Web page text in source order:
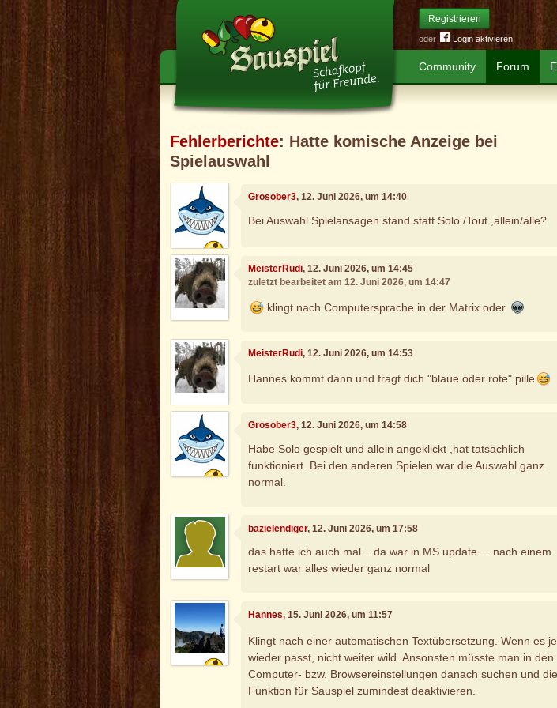
Registrieren
oder Login aktivieren
Community Forum
Fehlerberichte: Hatte komische Anzeige bei
Spielauswahl
Grosober3, 12. Juni 2026, um 14:40
Bei Auswahl Spielansagen stand statt Solo /Tout ,allein/alle?
MeisterRudi, 12. Juni 2026, um 14:45
zuletzt bearbeitet am 12. Juni 2026, um 14:47
klingt nach Computersprache in der Matrix oder
MeisterRudi, 12. Juni 2026, um 14:53
Hannes kommt dann und fragt dich "blaue oder rote" pille
Grosober3, 12. Juni 2026, um 14:58
Habe Solo gespielt und allein angeklickt ,hat tatsächlich
funktioniert. Bei den anderen Spielen war die Auswahl ganz
normal.
bazielendiger, 12. Juni 2026, um 17:58
das hatte ich auch mal... da war in MS update.... nach einem
restart war alles wieder ganz normal
Hannes, 15. Juni 2026, um 11:57
Klingt nach einer automatischen Textübersetzung. Wenn es
wieder passt, nicht weiter wild. Ansonsten müsste man in den
Computer- bzw. Browsereinstellungen danach suchen und die
Funktion für Sauspiel zumindest deaktivieren.